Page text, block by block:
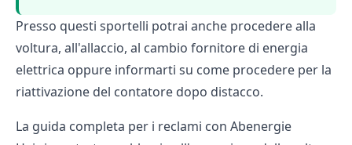
Presso questi sportelli potrai anche procedere alla
voltura, all'allaccio, al cambio fornitore di energia
elettrica oppure informarti su come procedere per la
riattivazione del contatore dopo distacco.
La guida completa per i reclami con Abenergie